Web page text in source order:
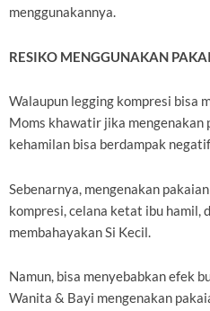
menggunakannya.
RESIKO MENGGUNAKAN
Walaupun legging kompresi bisa
Moms khawatir jika mengenakan
kehamilan bisa berdampak
Sebenarnya, mengenakan
kompresi, celana ketat ibu hamil,
membahayakan Si Kecil.
Namun, bisa menyebabkan efek
Wanita & Bayi mengenakan